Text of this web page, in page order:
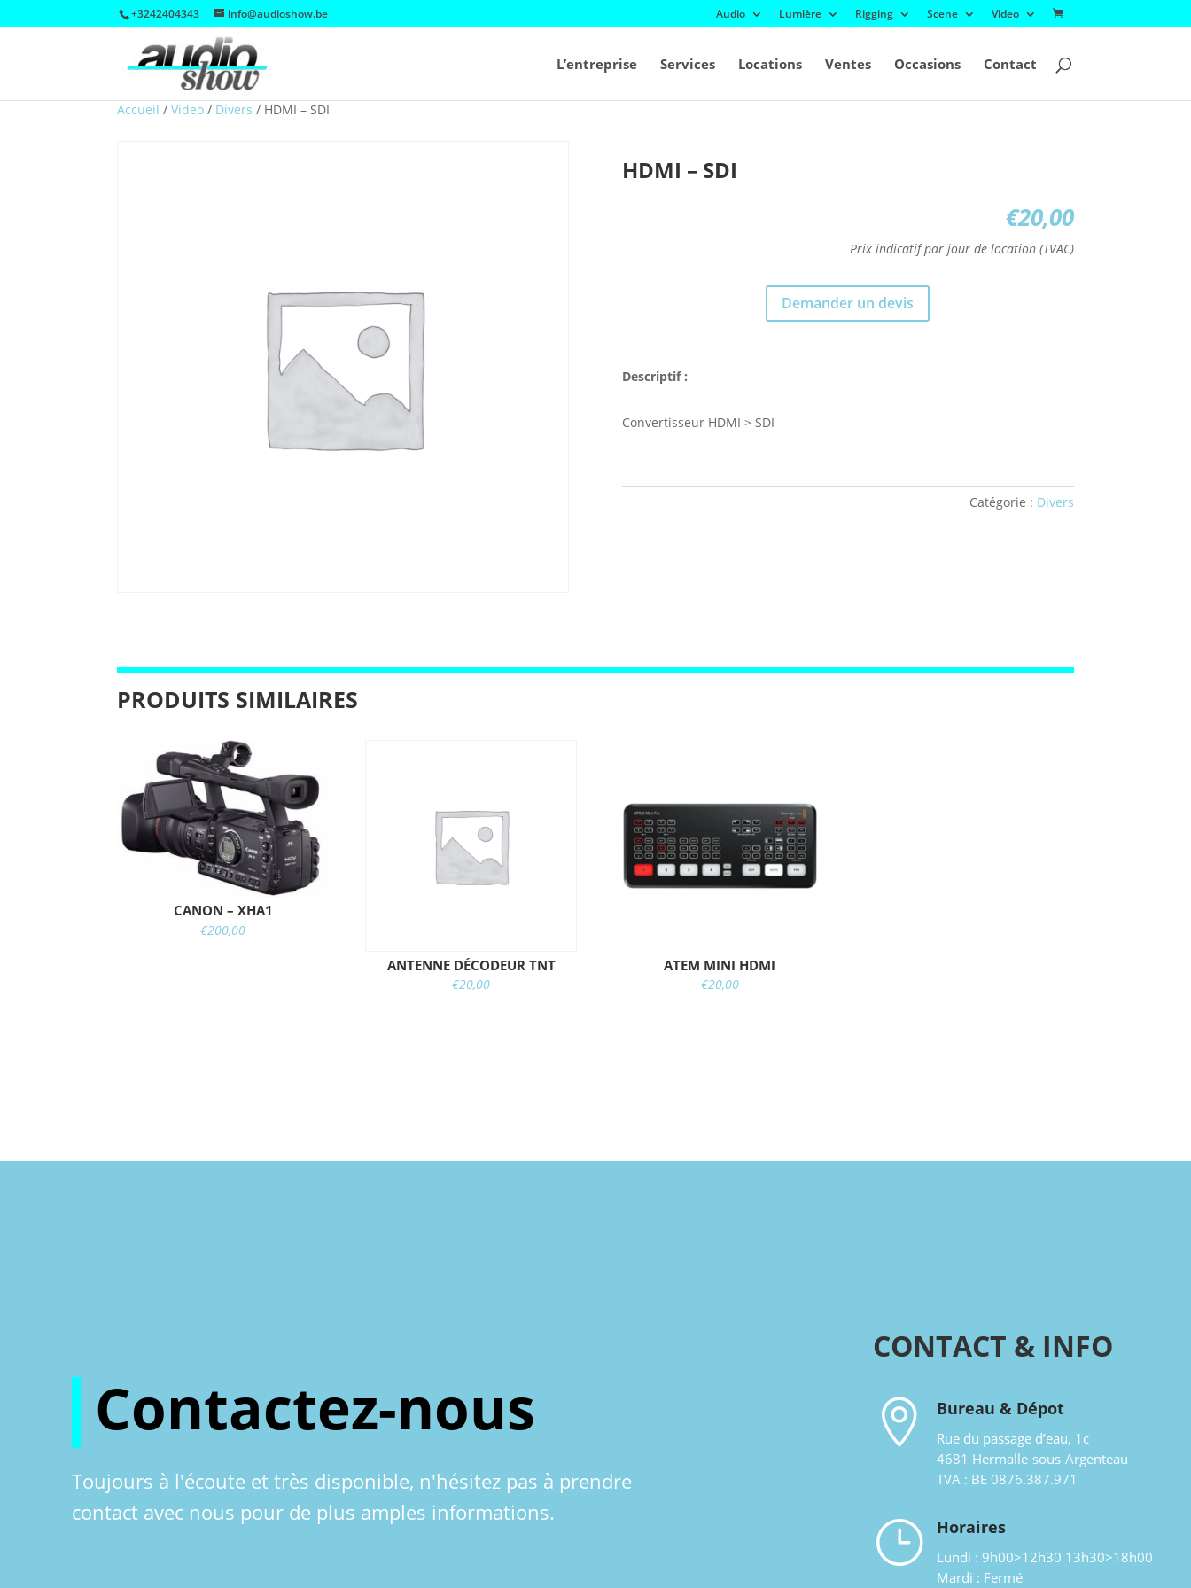
+3242404343 info@audioshow.be Audio Lumière Rigging Scene Video
L’entreprise Services Locations Ventes Occasions Contact
Accueil / Video / Divers / HDMI – SDI
HDMI – SDI
€20,00
Prix indicatif par jour de location (TVAC)
Demander un devis
Descriptif :
Convertisseur HDMI > SDI
Catégorie : Divers
PRODUITS SIMILAIRES
CANON – XHA1
€200,00
ANTENNE DÉCODEUR TNT
€20,00
ATEM MINI HDMI
€20,00
Contactez-nous
Toujours à l'écoute et très disponible, n'hésitez pas à prendre
contact avec nous pour de plus amples informations.
CONTACT & INFO
 Bureau & Dépot
Rue du passage d’eau, 1c
4681 Hermalle-sous-Argenteau
TVA : BE 0876.387.971
} Horaires
Lundi : 9h00>12h30 13h30>18h00
Mardi : Fermé